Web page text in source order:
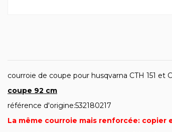
courroie de coupe pour husqvarna CTH 151 et
coupe 92 cm
référence d'origine:532180217
La même courroie mais renforcée: